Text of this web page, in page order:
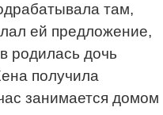
там,
ей предложение,
родилась дочь
получила
занимается домом